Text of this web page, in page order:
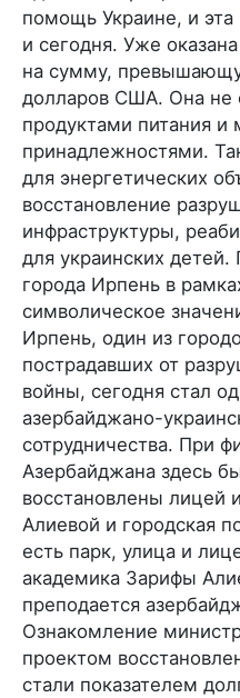
помощь Украине, и
и сегодня. Уже
на сумму,
долларов США. Она не
продуктами питания и
принадлежностями.
для энергетических
восстановление
инфраструктуры,
для украинских
города Ирпень в
символическое
Ирпень, один из
пострадавших от
войны, сегодня стал
азербайджано-
сотрудничества. При
Азербайджана здесь
восстановлены лицей
Алиевой и городская
есть парк, улица и
академика Зарифы
преподается
Ознакомление
проектом
стали показателем